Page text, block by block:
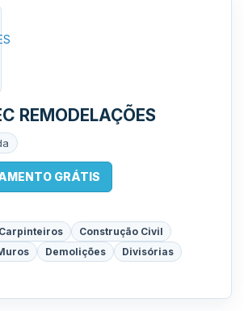
REMODELAÇÕES
GRÁTIS
Carpinteiros
Construção Civil
Demolições
Divisórias